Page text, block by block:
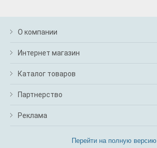
О компании
Интернет магазин
Каталог товаров
Партнерство
Реклама
Перейти на полную версию